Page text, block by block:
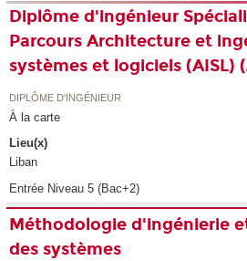
Diplôme d'ingénieur
Parcours Architecture et
systèmes et logiciels (AISL)
DIPLÔME D'INGÉNIEUR
À la carte
Lieu(x)
Liban
Entrée Niveau 5 (Bac+2)
Méthodologie d'ingénierie
des systèmes